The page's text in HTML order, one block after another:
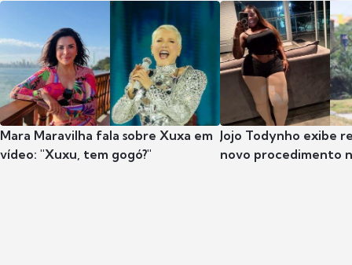
Mara Maravilha fala sobre Xuxa em
vídeo: "Xuxu, tem gogó?"
Jojo Todynho exibe
novo procedimento